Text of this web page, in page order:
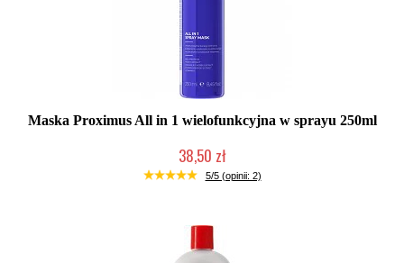
Maska Proximus All in 1 wielofunkcyjna w sprayu 250ml
38,50 zł
Duża ilość (wysyłka w 24h)
5/5 (opinii: 2)